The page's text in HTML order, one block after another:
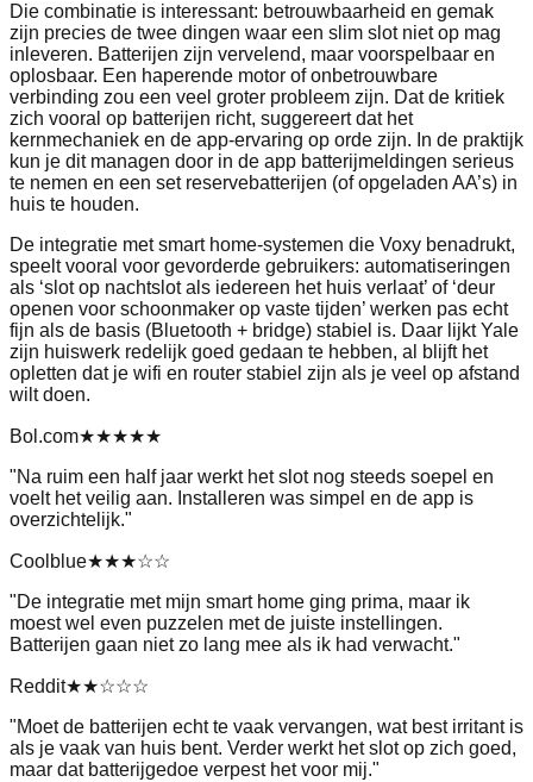
Die combinatie is interessant: betrouwbaarheid en gemak
zijn precies de twee dingen waar een slim slot niet op mag
inleveren. Batterijen zijn vervelend, maar voorspelbaar en
oplosbaar. Een haperende motor of onbetrouwbare
verbinding zou een veel groter probleem zijn. Dat de kritiek
zich vooral op batterijen richt, suggereert dat het
kernmechaniek en de app-ervaring op orde zijn. In de praktijk
kun je dit managen door in de app batterijmeldingen serieus
te nemen en een set reservebatterijen (of opgeladen AA’s) in
huis te houden.
De integratie met smart home-systemen die Voxy benadrukt,
speelt vooral voor gevorderde gebruikers: automatiseringen
als ‘slot op nachtslot als iedereen het huis verlaat’ of ‘deur
openen voor schoonmaker op vaste tijden’ werken pas echt
fijn als de basis (Bluetooth + bridge) stabiel is. Daar lijkt Yale
zijn huiswerk redelijk goed gedaan te hebben, al blijft het
opletten dat je wifi en router stabiel zijn als je veel op afstand
wilt doen.
Bol.com★★★★★
"Na ruim een half jaar werkt het slot nog steeds soepel en
voelt het veilig aan. Installeren was simpel en de app is
overzichtelijk."
Coolblue★★★☆☆
"De integratie met mijn smart home ging prima, maar ik
moest wel even puzzelen met de juiste instellingen.
Batterijen gaan niet zo lang mee als ik had verwacht."
Reddit★★☆☆☆
"Moet de batterijen echt te vaak vervangen, wat best irritant is
als je vaak van huis bent. Verder werkt het slot op zich goed,
maar dat batterijgedoe verpest het voor mij."